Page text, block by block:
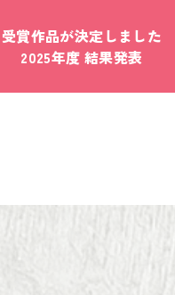
受賞作品が決定しました
2025年度 結果発表